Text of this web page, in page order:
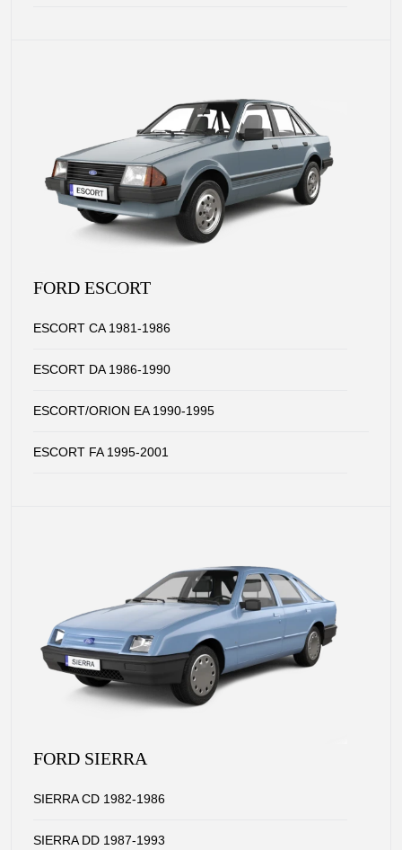
FORD ESCORT
ESCORT CA 1981-1986
ESCORT DA 1986-1990
ESCORT/ORION EA 1990-1995
ESCORT FA 1995-2001
FORD SIERRA
SIERRA CD 1982-1986
SIERRA DD 1987-1993